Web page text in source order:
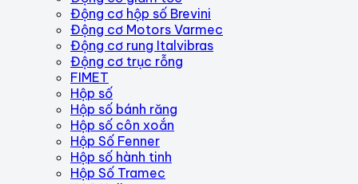
Động cơ hộp số Brevini
Động cơ Motors Varmec
Động cơ rung Italvibras
Động cơ trục rỗng
FIMET
Hộp số
Hộp số bánh răng
Hộp số côn xoắn
Hộp Số Fenner
Hộp số hành tinh
Hộp Số Tramec